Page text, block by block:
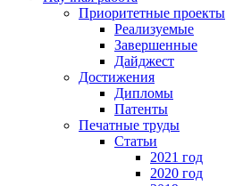
Приоритетные проекты
Реализуемые
Завершенные
Дайджест
Достижения
Дипломы
Патенты
Печатные труды
Статьи
2021 год
2020 год